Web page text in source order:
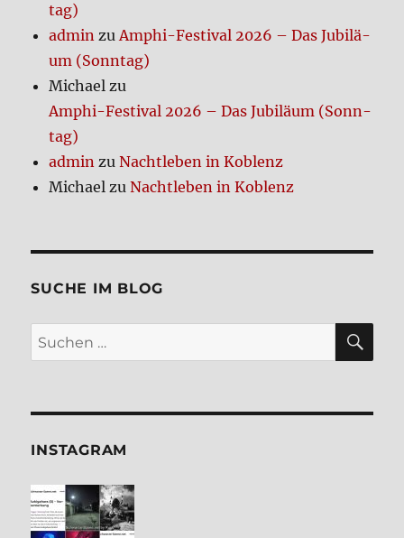
tag)
admin zuAmphi-Festi­val 2026 – Das Jubi­lä­
um (Sonn­tag)
Michael zu
Amphi-Festi­val 2026 – Das Jubi­lä­um (Sonn­
tag)
admin zuNacht­le­ben in Koblenz
Michael zuNacht­le­ben in Koblenz
SUCHE IM BLOG
Suchen
nach:
INSTA­GRAM